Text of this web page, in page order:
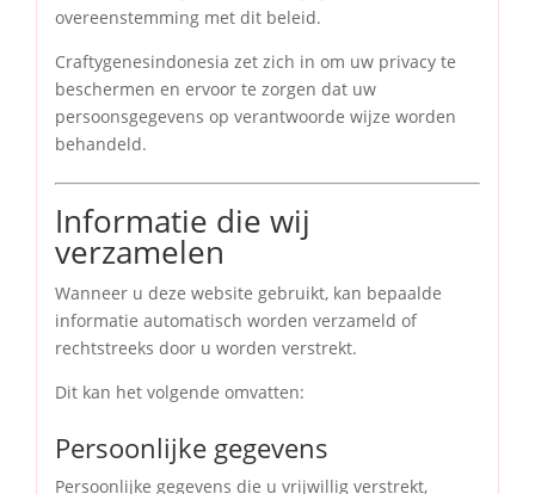
overeenstemming met dit beleid.
Craftygenesindonesia zet zich in om uw privacy te
beschermen en ervoor te zorgen dat uw
persoonsgegevens op verantwoorde wijze worden
behandeld.
Informatie die wij
verzamelen
Wanneer u deze website gebruikt, kan bepaalde
informatie automatisch worden verzameld of
rechtstreeks door u worden verstrekt.
Dit kan het volgende omvatten:
Persoonlijke gegevens
Persoonlijke gegevens die u vrijwillig verstrekt,